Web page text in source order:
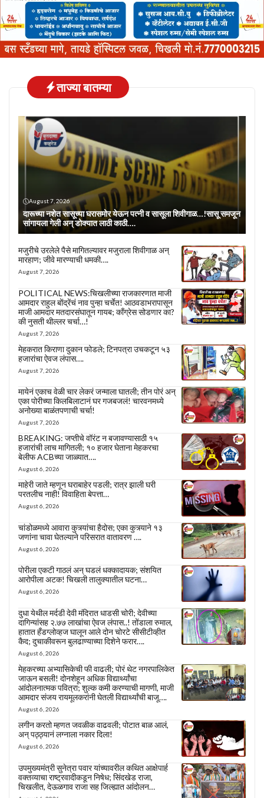
ताज्या बातम्या
August 7, 2026
दारूच्या नशेत सासूच्या घरासमोर येऊन पत्नी व सासूला शिवीगाळ…!सासू समजून
सांगायला गेली अन् डोक्यात लाठी काठी….
मजुरीचे उरलेले पैसे मागितल्यावर मजुराला शिवीगाळ अन्
मारहाण; जीवे मारण्याची धमकी….
August 7, 2026
POLITICAL NEWS:चिखलीच्या राजकारणात माजी
आमदार राहुल बोंद्रेंचं नाव पुन्हा चर्चेत! आठवडाभरापासून
माजी आमदार मतदारसंघातून गायब; काँग्रेस सोडणार का?
की नुसती थील्लर चर्चा…!
August 7, 2026
मेहकरात किराणा दुकान फोडले; टिनपत्रा उचकटून ५३
हजारांचा ऐवज लंपास….
August 7, 2026
मायेनं एकाच वेळी चार लेकरं जन्माला घातली; तीन पोरं अन्
एका पोरीच्या किलबिलाटानं घर गजबजलं! चारवनमध्ये
अनोख्या बाळंतपणाची चर्चा!
August 7, 2026
BREAKING: जप्तीचे वॉरंट न बजावण्यासाठी १५
हजारांची लाच मागितली; १० हजार घेताना मेहकरचा
बेलीफ ACBच्या जाळ्यात….
August 6, 2026
माहेरी जाते म्हणून घराबाहेर पडली; रात्र झाली घरी
परतलीच नाही! विवाहिता बेपत्ता…
August 6, 2026
चांडोळमध्ये आवारा कुत्र्यांचा हैदोस; एका कुत्र्याने १३
जणांना चावा घेतल्याने परिसरात वातावरण ….
August 6, 2026
पोरीला एकटी गाठलं अन् घडलं धक्कादायक; संशयित
आरोपीला अटक! चिखली तालुक्यातील घटना…
August 6, 2026
दुधा येथील मर्दडी देवी मंदिरात धाडसी चोरी; देवीच्या
दागिन्यांसह २.७७ लाखांचा ऐवज लंपास..! तोंडाला रुमाल,
हातात हँडग्लोव्हज घालून आले दोन चोरटे सीसीटीव्हीत
कैद; दुचाकीवरून बुलढाण्याच्या दिशेने फरार….
August 6, 2026
मेहकरच्या अभ्यासिकेची फी वाढली; पोरं थेट नगरपालिकेत
जाऊन बसली! दोनशेहून अधिक विद्यार्थ्यांचा
आंदोलनात्मक पवित्रा; शुल्क कमी करण्याची मागणी, माजी
आमदार संजय रायमूलकरांनी घेतली विद्यार्थ्यांची बाजू….
August 6, 2026
लगीन करतो म्हणत जवळीक वाढवली; पोटात बाळ आलं,
अन् पठ्ठ्यानं लग्नाला नकार दिला!
August 6, 2026
उपमुख्यमंत्री सुनेत्रा पवार यांच्यावरील कथित आक्षेपार्ह
वक्तव्याचा राष्ट्रवादीकडून निषेध; सिंदखेड राजा,
चिखलीत, देऊळगाव राजा सह जिल्ह्यात आंदोलन…